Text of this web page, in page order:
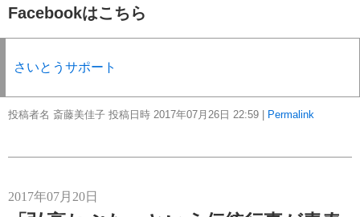
Facebookはこちら
さいとうサポート
投稿者名 斎藤美佳子 投稿日時 2017年07月26日 22:59 Permalink
2017年07月20日